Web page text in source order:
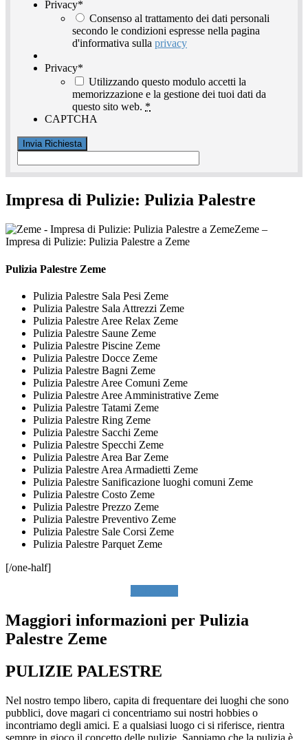
Privacy*
Consenso al trattamento dei dati personali
secondo le condizioni espresse nella pagina
d'informativa sulla privacy
Privacy*
Utilizzando questo modulo accetti la
memorizzazione e la gestione dei tuoi dati da
questo sito web. *
CAPTCHA
Impresa di Pulizie: Pulizia Palestre
Zeme –
Impresa di Pulizie: Pulizia Palestre a Zeme
Pulizia Palestre Zeme
Pulizia Palestre Sala Pesi Zeme
Pulizia Palestre Sala Attrezzi Zeme
Pulizia Palestre Aree Relax Zeme
Pulizia Palestre Saune Zeme
Pulizia Palestre Piscine Zeme
Pulizia Palestre Docce Zeme
Pulizia Palestre Bagni Zeme
Pulizia Palestre Aree Comuni Zeme
Pulizia Palestre Aree Amministrative Zeme
Pulizia Palestre Tatami Zeme
Pulizia Palestre Ring Zeme
Pulizia Palestre Sacchi Zeme
Pulizia Palestre Specchi Zeme
Pulizia Palestre Area Bar Zeme
Pulizia Palestre Area Armadietti Zeme
Pulizia Palestre Sanificazione luoghi comuni Zeme
Pulizia Palestre Costo Zeme
Pulizia Palestre Prezzo Zeme
Pulizia Palestre Preventivo Zeme
Pulizia Palestre Sale Corsi Zeme
Pulizia Palestre Parquet Zeme
[/one-half]
Maggiori informazioni per Pulizia
Palestre Zeme
PULIZIE PALESTRE
Nel nostro tempo libero, capita di frequentare dei luoghi che sono
pubblici, dove magari ci concentriamo sui nostri hobbies o
incontriamo degli amici. E a qualsiasi luogo ci si riferisce, rientra
sempre in gioco il concetto delle pulizie. Sappiamo che la pulizia è